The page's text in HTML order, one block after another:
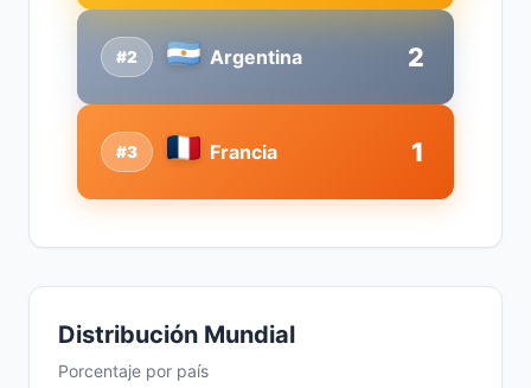
#2 Argentina 2
#3 Francia 1
Distribución Mundial
Porcentaje por país